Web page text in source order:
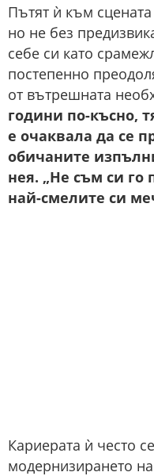
Пътят ѝ към
но не без
себе си като
постепенно
от вътрешната
години по-късно,
е очаквала да се
обичаните
нея. „Не съм си го
най-смелите си
Кариерата ѝ често
модернизирането на